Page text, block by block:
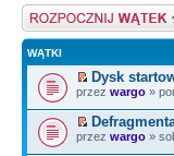
Napisz wątek
WĄTKI
Dysk
przez wargo »
przez wargo »